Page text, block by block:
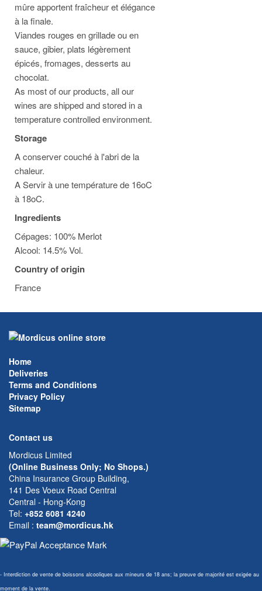
mûre apportent fraîcheur et élégance
à la finale.
Viandes rouges en grillade ou en
sauce, gibier, plats légèrement
épicés, fromages, desserts au
chocolat.
As most of our products, all our
wines are shipped and stored in a
temperature controlled environment.
Storage
A conserver couché à l'abri de la
chaleur.
A Servir à une température de 16oC
à 18oC.
Ingredients
Cépages: 100% Merlot
Alcool: 14.5% Vol.
Country of origin
France
Home
Deliveries
Terms and Conditions
Privacy Policy
Sitemap
Contact us
Mordicus Limited
(Online Business Only; No Shops.)
China Insurance Group Building,
141 Des Voeux Road Central
Central - Hong-Kong
Tel: +852 6081 4240
Email : team@mordicus.hk
- Interdiction de vente de boissons alcooliques aux mineurs de 18 ans; la preuve de majorité est exigée au
moment de la vente.